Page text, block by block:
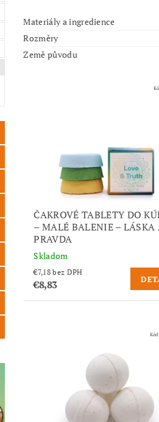
Materiály a ingredience
Rozměry
Země původu
ČAKROVÉ TABLETY DO
– MALÉ BALENIE – LÁSKA
PRAVDA
Skladom
€7,18 bez DPH
€8,83
Kód: